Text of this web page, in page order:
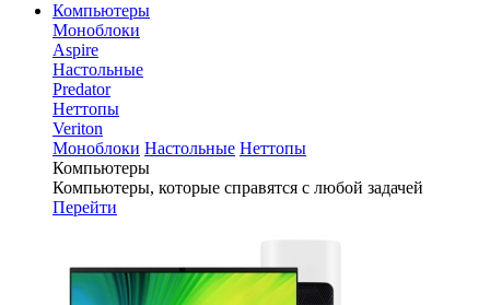
Компьютеры
Моноблоки
Aspire
Настольные
Predator
Неттопы
Veriton
Моноблоки Настольные Неттопы
Компьютеры
Компьютеры, которые справятся с любой задачей
Перейти